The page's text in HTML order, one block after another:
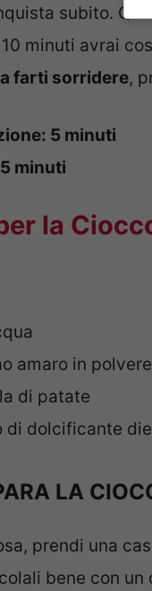
subito.
minuti avrai
farti sorridere,
5 minuti
minuti
la
amaro in polvere
di patate
di dolcificante
LA
prendi una
bene con